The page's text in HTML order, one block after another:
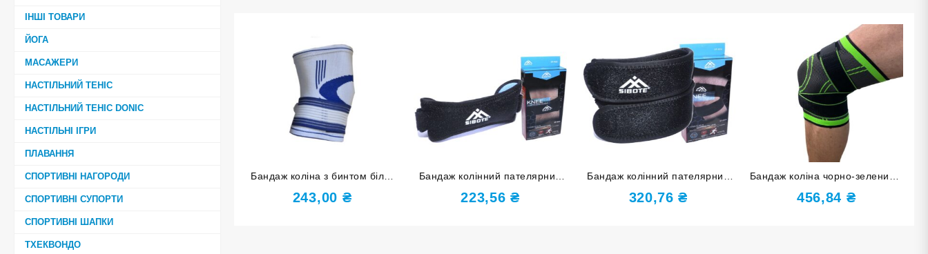
ІНШІ ТОВАРИ
ЙОГА
МАСАЖЕРИ
НАСТІЛЬНИЙ ТЕНІС
НАСТІЛЬНИЙ ТЕНІС DONIC
НАСТІЛЬНІ ІГРИ
ПЛАВАННЯ
СПОРТИВНІ НАГОРОДИ
СПОРТИВНІ СУПОРТИ
СПОРТИВНІ ШАПКИ
ТХЕКВОНДО
Бандаж коліна з бинтом біло-
синій 840
243,00 ₴
Бандаж колінний пателярний
чорний розмір М ST-905-M
223,56₴
Бандаж колінний пателярний
чорний розмір М ST-904-M
320,76₴
Бандаж коліна чорно-зелений з
бинтом розмір S ST-2502-S
456,84 ₴